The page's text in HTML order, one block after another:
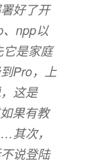
好了开
npp以
是家庭
Pro，上
这是
果有教
其次，
说登陆